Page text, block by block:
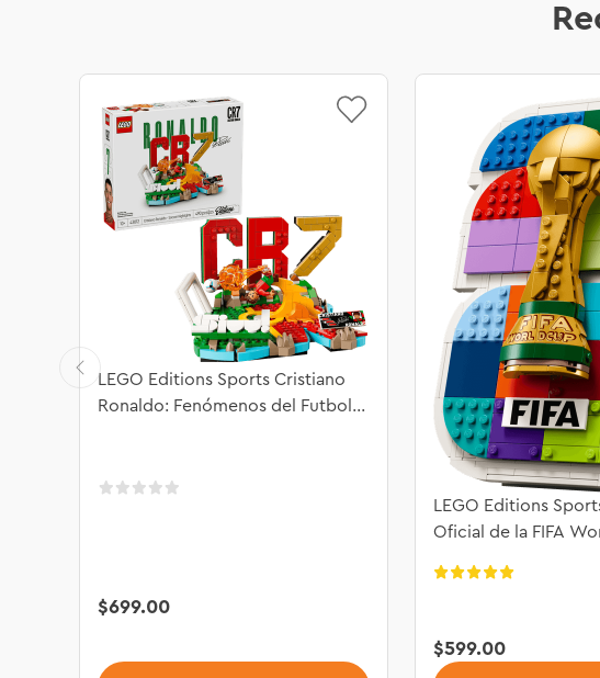
LEGO Editions Sports Cristiano
Ronaldo: Fenómenos del Futbol
$699.00
LEGO Editions
Oficial de la FIFA
$599.00